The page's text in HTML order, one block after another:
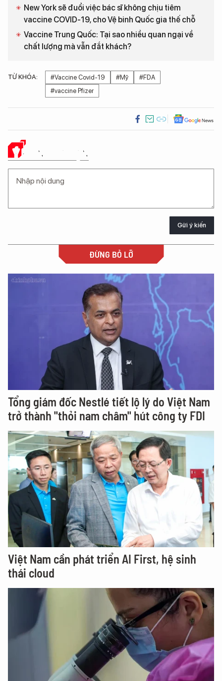
New York sẽ đuổi việc bác sĩ không chịu tiêm
vaccine COVID-19, cho Vệ binh Quốc gia thế chỗ
Vaccine Trung Quốc: Tại sao nhiều quan ngại về
chất lượng mà vẫn đắt khách?
TỪ KHÓA: #Vaccine Covid-19 #Mỹ
#FDA
#vaccine Pfizer
Ý KIẾN CỦA BẠN
Gửi ý kiến
ĐỪNG BỎ LỠ
Tổng giám đốc Nestlé tiết lộ lý do Việt Nam
trở thành "thỏi nam châm" hút công ty FDI
Việt Nam cần phát triển AI First, hệ sinh
thái cloud